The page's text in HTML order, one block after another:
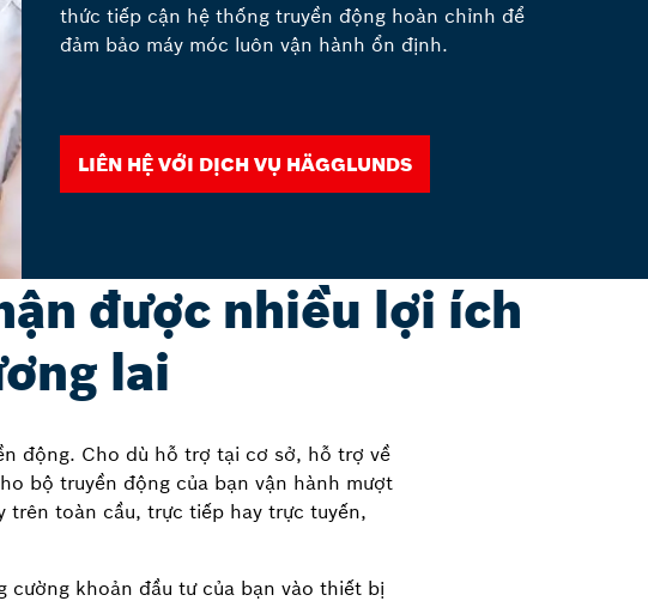
thức tiếp cận hệ thống truyền động hoàn chỉnh để
đảm bảo máy móc luôn vận hành ổn định.
Liên hệ với dịch vụ Hägglunds
được nhiều lợi ích
lai
động. Cho dù hỗ trợ tại cơ sở, hỗ trợ về
bộ truyền động của bạn vận hành mượt
trên toàn cầu, trực tiếp hay trực tuyến,
cường khoản đầu tư của bạn vào thiết bị